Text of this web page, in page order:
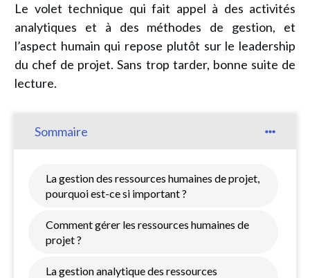
Le volet technique qui fait appel à des activités
analytiques et à des méthodes de gestion, et
l’aspect humain qui repose plutôt sur le leadership
du chef de projet. Sans trop tarder, bonne suite de
lecture.
Sommaire
La gestion des ressources humaines de projet,
pourquoi est-ce si important ?
Comment gérer les ressources humaines de
projet ?
La gestion analytique des ressources